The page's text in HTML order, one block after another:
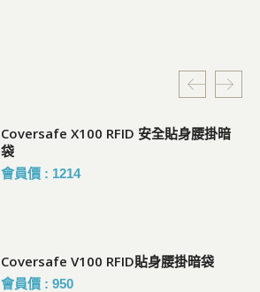
Coversafe X100 RFID 安全貼身腰掛暗
袋
會員價 : 1214
Coversafe V100 RFID貼身腰掛暗袋
會員價 : 950